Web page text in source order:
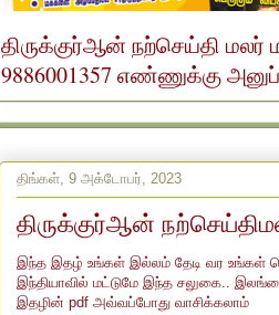
திருக்குர்ஆன் நற்செய்தி
9886001357 எண்ணுக்கு
திங்கள், 9 அக்டோபர், 2023
திருக்குர்ஆன்
இந்த இதழ் உங்கள் இல்லம் தேடி வர உங்கள்
இந்தியாவில் மட்டுமே இந்த சலுகை..
இதழின் pdf அவ்வப்போது வாசிக்கலாம்